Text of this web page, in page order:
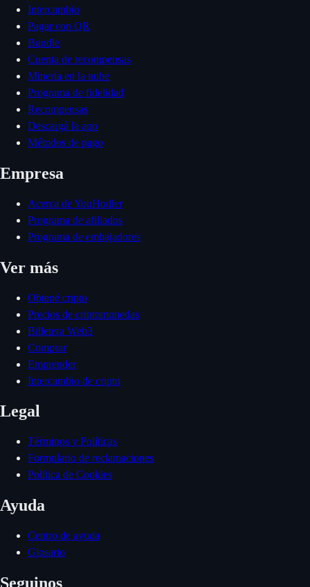
Intercambio
Pagar con QR
Bundle
Cuenta de recompensas
Minería en la nube
Programa de fidelidad
Recompensas
Descargá la app
Métodos de pago
Empresa
Acerca de YouHodler
Programa de afiliados
Programa de embajadores
Ver más
Obtené cripto
Precios de criptomonedas
Billetera Web3
Comprar
Emprender
Intercambio de cripto
Legal
Términos y Políticas
Formulario de reclamaciones
Política de Cookies
Ayuda
Centro de ayuda
Glosario
Seguinos